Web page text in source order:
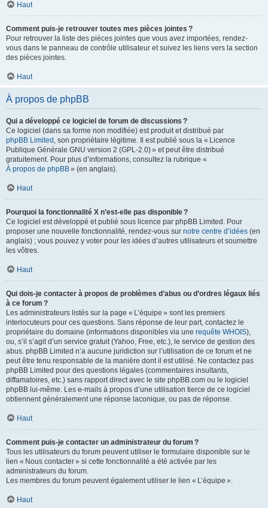
Haut
Comment puis-je retrouver toutes mes pièces jointes ?
Pour retrouver la liste des pièces jointes que vous avez importées, rendez-
vous dans le panneau de contrôle utilisateur et suivez les liens vers la section
des pièces jointes.
Haut
À propos de phpBB
Qui a développé ce logiciel de forum de discussions ?
Ce logiciel (dans sa forme non modifiée) est produit et distribué par
phpBB Limited , son propriétaire légitime. Il est publié sous la « Licence
Publique Générale GNU version 2 (GPL-2.0) » et peut être distribué
gratuitement. Pour plus d’informations, consultez la rubrique «
À propos de phpBB» (en anglais).
Haut
Pourquoi la fonctionnalité X n’est-elle pas disponible ?
Ce logiciel est développé et publié sous licence par phpBB Limited. Pour
proposer une nouvelle fonctionnalité, rendez-vous sur notre centre d’idées (en
anglais) ; vous pouvez y voter pour les idées d’autres utilisateurs et soumettre
les vôtres.
Haut
Qui dois-je contacter à propos de problèmes d’abus ou d’ordres légaux liés
à ce forum ?
Les administrateurs listés sur la page « L’équipe » sont les premiers
interlocuteurs pour ces questions. Sans réponse de leur part, contactez le
propriétaire du domaine (informations disponibles via une requête WHOIS),
ou, s’il s’agit d’un service gratuit (Yahoo, Free, etc.), le service de gestion des
abus. phpBB Limited n’a aucune juridiction sur l’utilisation de ce forum et ne
peut être tenu responsable de la manière dont il est utilisé. Ne contactez pas
phpBB Limited pour des questions légales (commentaires insultants,
diffamatoires, etc.) sans rapport direct avec le site phpBB.com ou le logiciel
phpBB lui-même. Les e-mails à propos d’une utilisation tierce de ce logiciel
obtiennent généralement une réponse laconique, ou pas de réponse.
Haut
Comment puis-je contacter un administrateur du forum ?
Tous les utilisateurs du forum peuvent utiliser le formulaire disponible sur le
lien « Nous contacter » si cette fonctionnalité a été activée par les
administrateurs du forum.
Les membres du forum peuvent également utiliser le lien « L’équipe ».
Haut